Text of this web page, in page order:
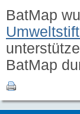
BatMap
BatMap